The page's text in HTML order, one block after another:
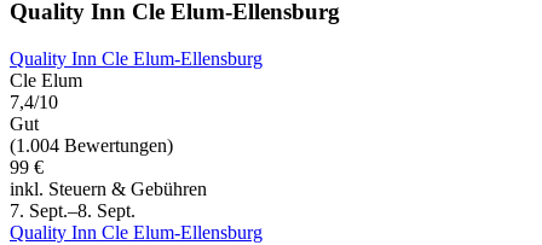
Quality Inn Cle Elum-Ellensburg
Quality Inn Cle Elum-Ellensburg
Cle Elum
7,4/10
Gut
(1.004 Bewertungen)
99 €
inkl. Steuern & Gebühren
7. Sept.–8. Sept.
Quality Inn Cle Elum-Ellensburg